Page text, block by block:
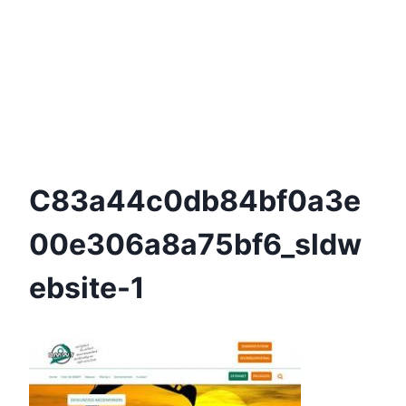
C83a44c0db84bf0a3e
00e306a8a75bf6_sldw
Ebsite-1